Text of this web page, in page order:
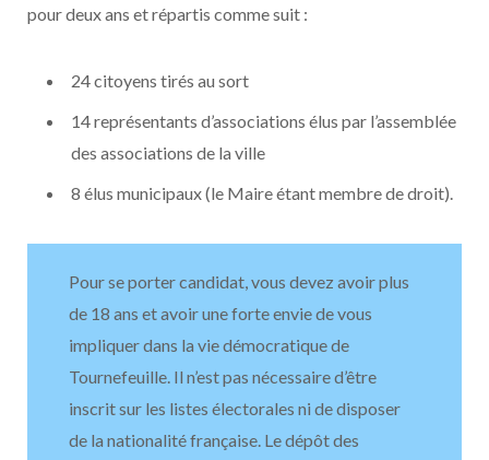
pour deux ans et répartis comme suit :
24 citoyens tirés au sort
14 représentants d’associations élus par l’assemblée
des associations de la ville
8 élus municipaux (le Maire étant membre de droit).
Pour se porter candidat, vous devez avoir plus
de 18 ans et avoir une forte envie de vous
impliquer dans la vie démocratique de
Tournefeuille. Il n’est pas nécessaire d’être
inscrit sur les listes électorales ni de disposer
de la nationalité française. Le dépôt des